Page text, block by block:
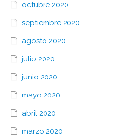
octubre 2020
septiembre 2020
agosto 2020
julio 2020
junio 2020
mayo 2020
abril 2020
marzo 2020